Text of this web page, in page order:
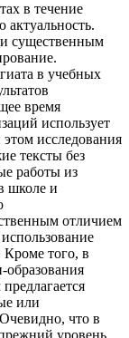
в течение
существенным
в учебных
время
использует
исследования
тексты без
работы из
школе и
отличием
того, в
образования
или
что в